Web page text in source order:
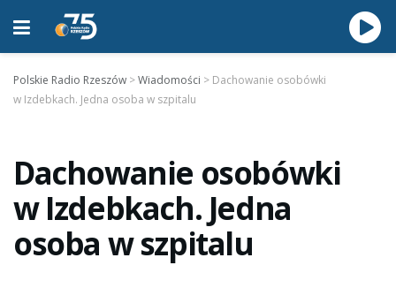
Polskie Radio Rzeszów >Wiadomości > Dachowanie osobówki
w Izdebkach. Jedna osoba w szpitalu
Dachowanie osobówki
w Izdebkach. Jedna
osoba w szpitalu